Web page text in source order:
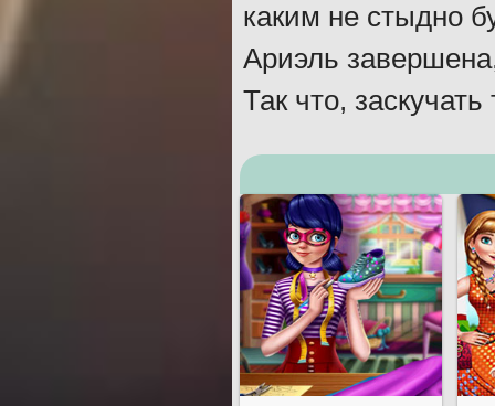
каким не стыдно
Ариэль
Так что,